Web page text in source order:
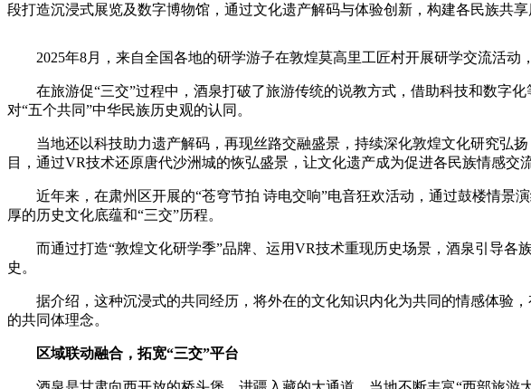
段打造沉浸式展览及数字博物馆，通过文化遗产解码与体验创新，构建各民族共
2025年8月，来自全国各地的研学游子在敦煌莫高里工匠村开展研学交流活
在旅游促“三交”过程中，酒泉打破了旅游传统的说教方式，借助科技和数字化
对“五个共同”中华民族历史观的认同。
当地还以科技助力遗产解码，再现丝路交融盛景，持续深化敦煌文化研究弘
目，通过VR技术还原唐代沙洲城的恢弘盛景，让文化遗产成为促进各民族情感交流
近年来，在肃州区开展的“苍穹节拍 诗电交响”电音狂欢活动，通过鼓楼情景
厚的历史文化底蕴和“三交”历程。
而通过打造“敦煌文化研学季”品牌、运用VR技术重现历史场景，酒泉引导各
史。
据介绍，这种沉浸式的共同经历，将外在的文化知识内化为共同的情感体验，
的共同体理念。
区域联动融合，拓宽“三交”平台